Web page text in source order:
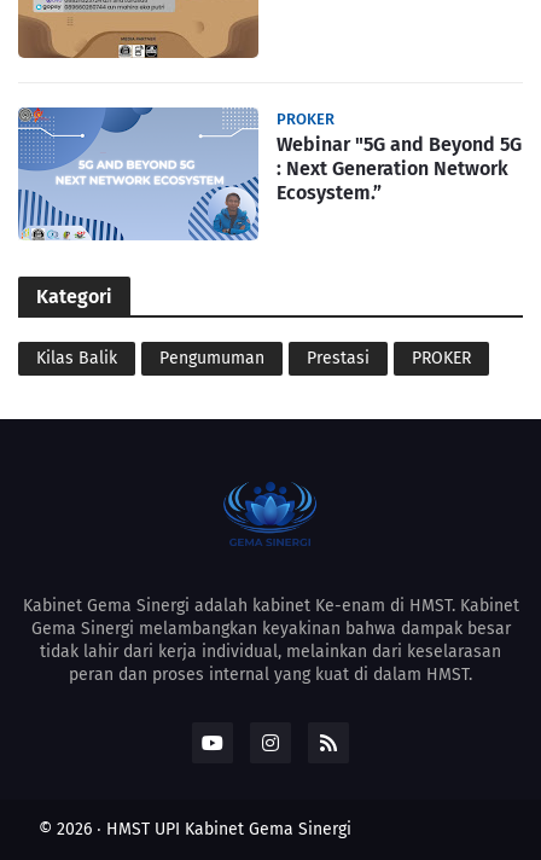
PROKER
Webinar "5G and Beyond 5G
: Next Generation Network
Ecosystem.”
Kategori
Kilas Balik Pengumuman Prestasi PROKER
Kabinet Gema Sinergi adalah kabinet Ke-enam di HMST. Kabinet
Gema Sinergi melambangkan keyakinan bahwa dampak besar
tidak lahir dari kerja individual, melainkan dari keselarasan
peran dan proses internal yang kuat di dalam HMST.
© 2026 ‧ HMST UPI Kabinet Gema Sinergi